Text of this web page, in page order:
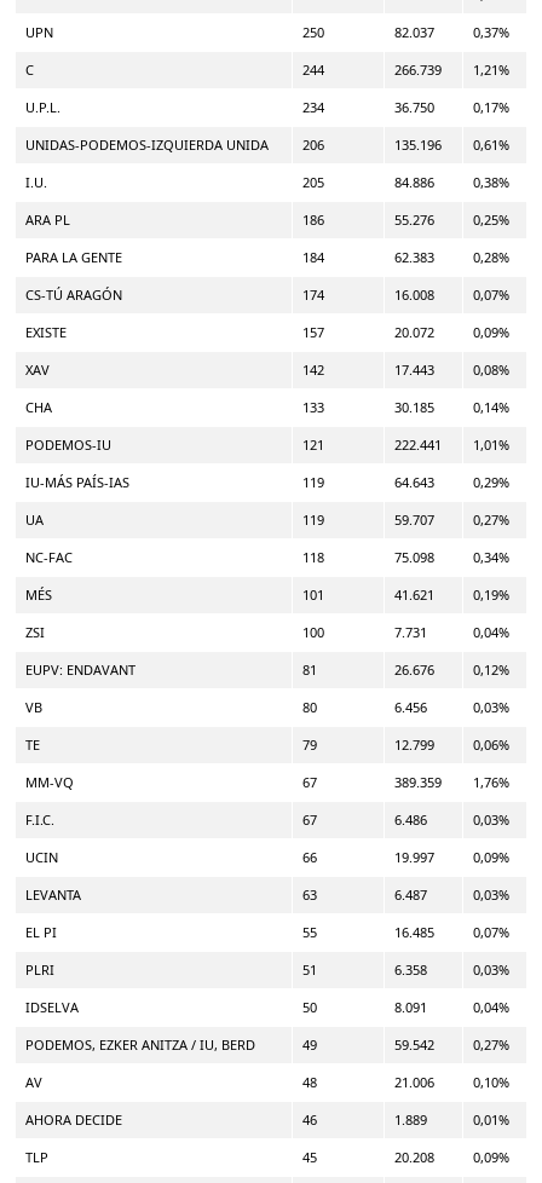
UPN 250 82.037 0,37%
C 244 266.739 1,21%
U.P.L. 234 36.750 0,17%
UNIDAS-PODEMOS-IZQUIERDA UNIDA 206 135.196 0,61%
I.U. 205 84.886 0,38%
ARA PL 186 55.276 0,25%
PARA LA GENTE 184 62.383 0,28%
CS-TÚ ARAGÓN 174 16.008 0,07%
EXISTE 157 20.072 0,09%
XAV 142 17.443 0,08%
CHA 133 30.185 0,14%
PODEMOS-IU 121 222.441 1,01%
IU-MÁS PAÍS-IAS 119 64.643 0,29%
UA 119 59.707 0,27%
NC-FAC 118 75.098 0,34%
MÉS 101 41.621 0,19%
ZSI 100 7.731 0,04%
EUPV: ENDAVANT 81 26.676 0,12%
VB 80 6.456 0,03%
TE 79 12.799 0,06%
MM-VQ 67 389.359 1,76%
F.I.C. 67 6.486 0,03%
UCIN 66 19.997 0,09%
LEVANTA 63 6.487 0,03%
EL PI 55 16.485 0,07%
PLRI 51 6.358 0,03%
IDSELVA 50 8.091 0,04%
PODEMOS, EZKER ANITZA / IU, BERD 49 59.542 0,27%
AV 48 21.006 0,10%
AHORA DECIDE 46 1.889 0,01%
TLP 45 20.208 0,09%